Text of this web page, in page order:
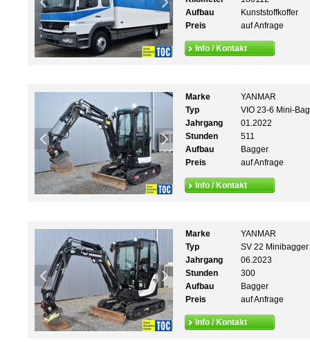
Aufbau
Kunststoffkoffer
Preis
auf Anfrage
Info / Kontakt
Marke
YANMAR
Typ
VIO 23-6 Mini-
Jahrgang
01.2022
Stunden
511
Aufbau
Bagger
Preis
auf Anfrage
Info / Kontakt
Marke
YANMAR
Typ
SV 22 Minibagger
Jahrgang
06.2023
Stunden
300
Aufbau
Bagger
Preis
auf Anfrage
Info / Kontakt